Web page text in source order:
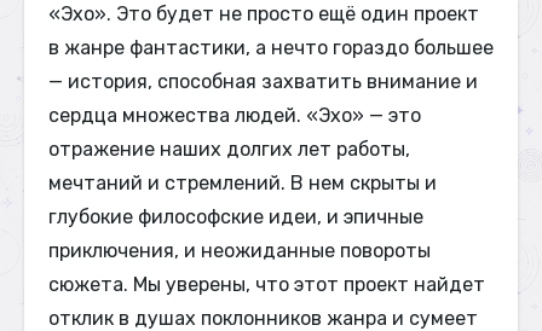
«Эхо». Это будет не просто ещё один проект
в жанре фантастики, а нечто гораздо большее
— история, способная захватить внимание и
сердца множества людей. «Эхо» — это
отражение наших долгих лет работы,
мечтаний и стремлений. В нем скрыты и
глубокие философские идеи, и эпичные
приключения, и неожиданные повороты
сюжета. Мы уверены, что этот проект найдет
отклик в душах поклонников жанра и сумеет